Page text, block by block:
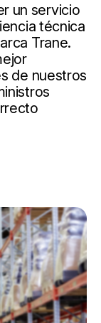
un servicio
técnica
Trane.
de nuestros